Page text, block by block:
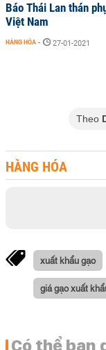
Báo Thái Lan thán
Việt Nam
HÀNG HÓA - 27-01-2021
Theo
HÀNG HÓA
xuất khẩu gạo
giá gạo xuất
Có thể bạn